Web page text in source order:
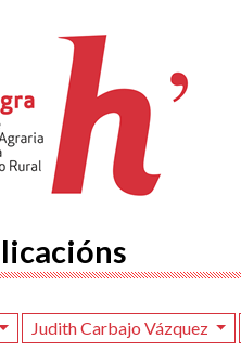
Judith Carbajo Vázquez